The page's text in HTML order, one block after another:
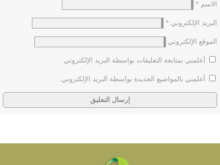
الاسم *
البريد الإلكتروني *
الموقع الإلكتروني
أعلمني بمتابعة التعليقات بواسطة البريد الإلكتروني.
أعلمني بالمواضيع الجديدة بواسطة البريد الإلكتروني.